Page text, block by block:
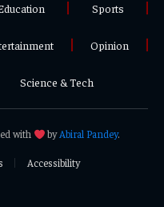
Sports
Opinion
Science & Tech
with byAbiral Pandey.
Accessibility